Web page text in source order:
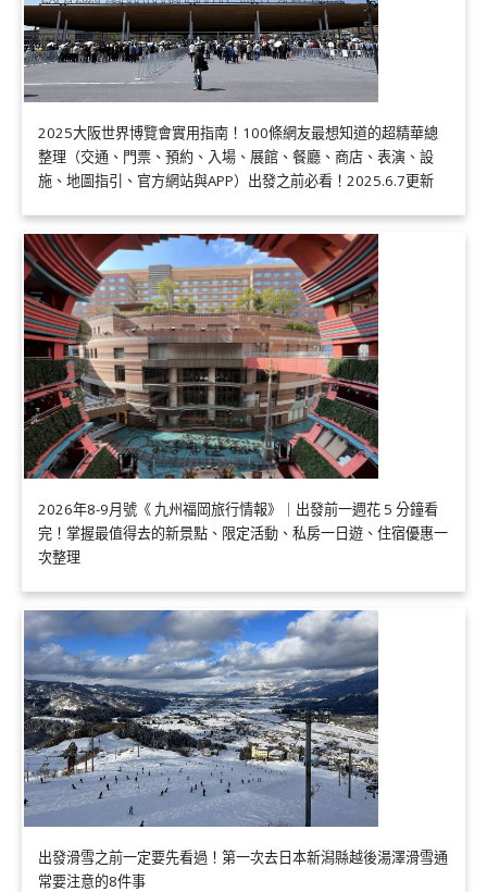
2025大阪世界博覽會實用指南！100條網友最想知道的超精華總
整理（交通、門票、預約、入場、展館、餐廳、商店、表演、設
施、地圖指引、官方網站與APP）出發之前必看！2025.6.7更新
2026年8-9月號《 九州福岡旅行情報》｜出發前一週花 5 分鐘看
完！掌握最值得去的新景點、限定活動、私房一日遊、住宿優惠一
次整理
出發滑雪之前一定要先看過！第一次去日本新潟縣越後湯澤滑雪通
常要注意的8件事